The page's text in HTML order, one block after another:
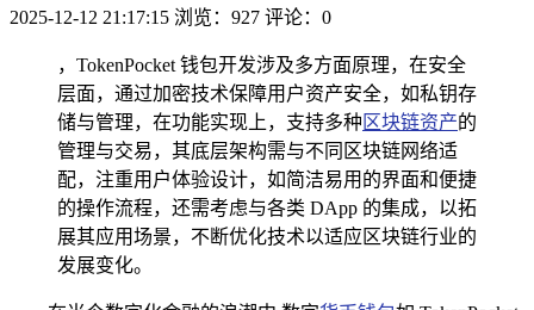
2025-12-12 21:17:15 浏览：927 评论：0
，TokenPocket 钱包开发涉及多方面原理，在安全
层面，通过加密技术保障用户资产安全，如私钥存
储与管理，在功能实现上，支持多种 区块链资产的
管理与交易，其底层架构需与不同区块链网络适
配，注重用户体验设计，如简洁易用的界面和便捷
的操作流程，还需考虑与各类 DApp 的集成，以拓
展其应用场景，不断优化技术以适应区块链行业的
发展变化。